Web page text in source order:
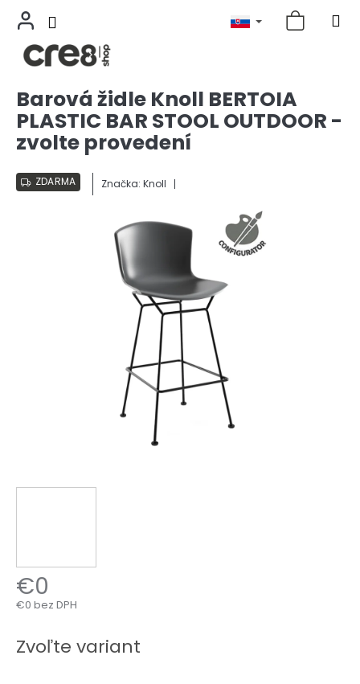
obsah
Barová židle Knoll BERTOIA
PLASTIC BAR STOOL OUTDOOR -
zvolte provedení
ZDARMA Značka:Knoll
€0
€0 bez DPH
cena:
Zvoľte variant